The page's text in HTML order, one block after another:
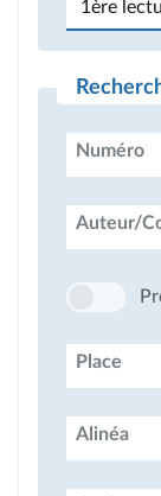
Numéro
Auteur/
Place
Alinéa